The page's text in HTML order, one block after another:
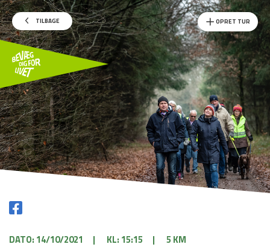
TILBAGE OPRET TUR
DATO: 14/10/2021 | KL: 15:15 | 5 KM